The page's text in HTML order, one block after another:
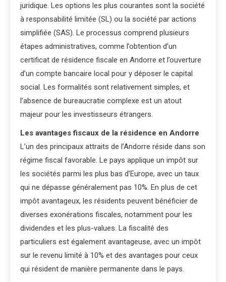
juridique. Les options les plus courantes sont la société
à responsabilité limitée (SL) ou la société par actions
simplifiée (SAS). Le processus comprend plusieurs
étapes administratives, comme l’obtention d’un
certificat de résidence fiscale en Andorre et l’ouverture
d’un compte bancaire local pour y déposer le capital
social. Les formalités sont relativement simples, et
l’absence de bureaucratie complexe est un atout
majeur pour les investisseurs étrangers.
Les avantages fiscaux de la résidence en Andorre
L’un des principaux attraits de l’Andorre réside dans son
régime fiscal favorable. Le pays applique un impôt sur
les sociétés parmi les plus bas d’Europe, avec un taux
qui ne dépasse généralement pas 10%. En plus de cet
impôt avantageux, les résidents peuvent bénéficier de
diverses exonérations fiscales, notamment pour les
dividendes et les plus-values. La fiscalité des
particuliers est également avantageuse, avec un impôt
sur le revenu limité à 10% et des avantages pour ceux
qui résident de manière permanente dans le pays.